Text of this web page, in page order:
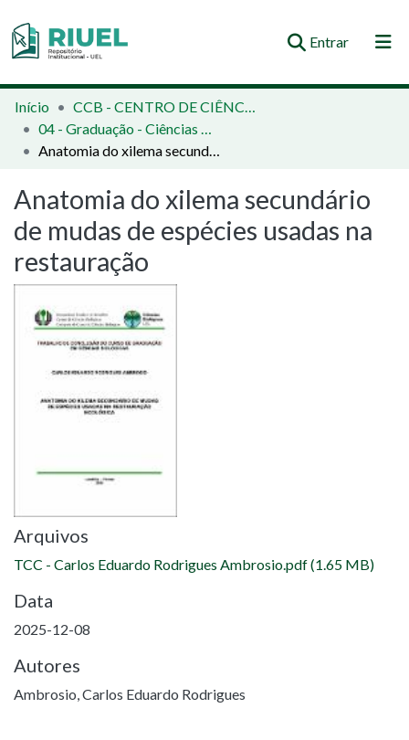
Entrar(current)
Orientações e Normas
Comunidades e Coleções
Estatísticas
Início
CCB - CENTRO DE CIÊNCIAS BIOLÓGICAS
04 - Graduação - Ciências Biológicas
Anatomia do xilema secundário de mudas de espécies usadas na restauração
Anatomia do xilema secundário
de mudas de espécies usadas na
restauração
Arquivos
TCC - Carlos Eduardo Rodrigues Ambrosio.pdf(1.65 MB)
Data
2025-12-08
Autores
Ambrosio, Carlos Eduardo Rodrigues